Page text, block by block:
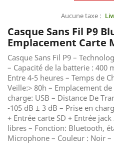
Aucune taxe :
Casque Sans Fil P9
Emplacement Carte
Casque Sans Fil P9 –
– Capacité de la batterie : 400
Entre 4-5 heures – Temps de
Veille:> 80h – Emplacement
charge: USB – Distance De
-105 dB ± 3 dB – Prise en
+ Entrée carte SD + Entrée
libres – Fonction: Bluetooth,
Microphone – Couleur : Noir –